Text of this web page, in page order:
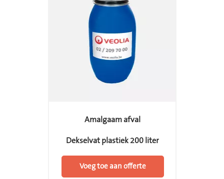
Amalgaam afval
Dekselvat plastiek 200 liter
Voeg toe aan offerte